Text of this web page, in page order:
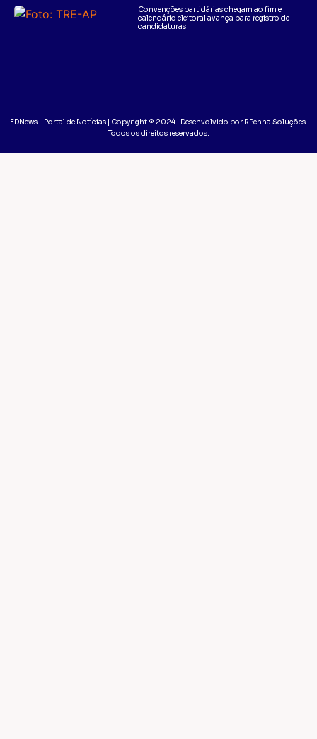
Convenções partidárias chegam ao fim e
calendário eleitoral avança para registro de
candidaturas
EDNews - Portal de Notícias | Copyright ® 2024 | Desenvolvido por RPenna Soluções.
Todos os direitos reservados.